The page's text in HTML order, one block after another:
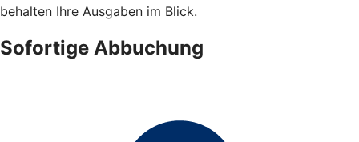
behalten Ihre Ausgaben im Blick.
Sofortige Abbuchung